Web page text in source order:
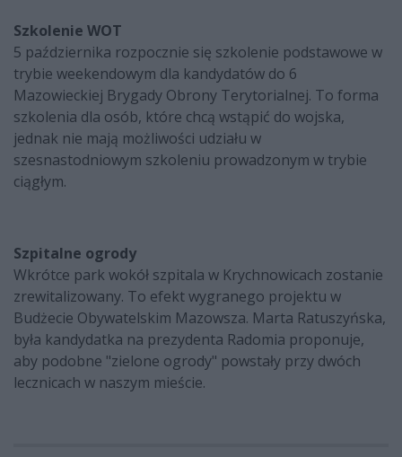
Szkolenie WOT
5 października rozpocznie się szkolenie podstawowe w
trybie weekendowym dla kandydatów do 6
Mazowieckiej Brygady Obrony Terytorialnej. To forma
szkolenia dla osób, które chcą wstąpić do wojska,
jednak nie mają możliwości udziału w
szesnastodniowym szkoleniu prowadzonym w trybie
ciągłym.
Szpitalne ogrody
Wkrótce park wokół szpitala w Krychnowicach zostanie
zrewitalizowany. To efekt wygranego projektu w
Budżecie Obywatelskim Mazowsza. Marta Ratuszyńska,
była kandydatka na prezydenta Radomia proponuje,
aby podobne "zielone ogrody" powstały przy dwóch
lecznicach w naszym mieście.